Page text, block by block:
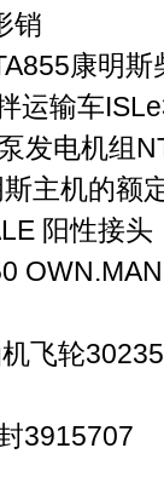
销
康明斯
运输车
发电机组
主机的额
阳性接头
飞轮
3915707